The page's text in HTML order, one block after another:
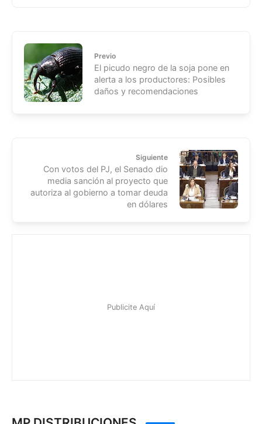
Previo
El picudo negro de la soja pone en
alerta a los productores: Posibles
daños y recomendaciones
Siguiente
Con votos del PJ, el Senado dio
media sanción al proyecto que
autoriza al gobierno a tomar deuda
en dólares